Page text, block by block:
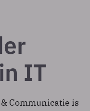
IT
Communicatie is